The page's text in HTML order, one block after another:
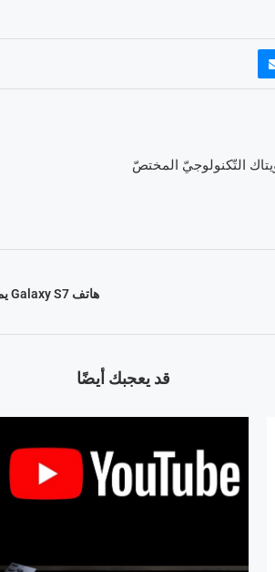
التّكنولوجيّ المختصّ
قد يعجبك أيضًا